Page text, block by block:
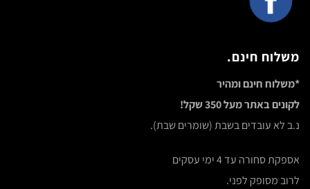
משלוח חינם.
*משלוח חינם ומהיר
לקונים באתר מעל 350 שקל!
נ.ב לא עובדים בשבת (שומרים שבת).
אספקת סחורה עד 4 ימי עסקים
לרוב מסופק לפני.